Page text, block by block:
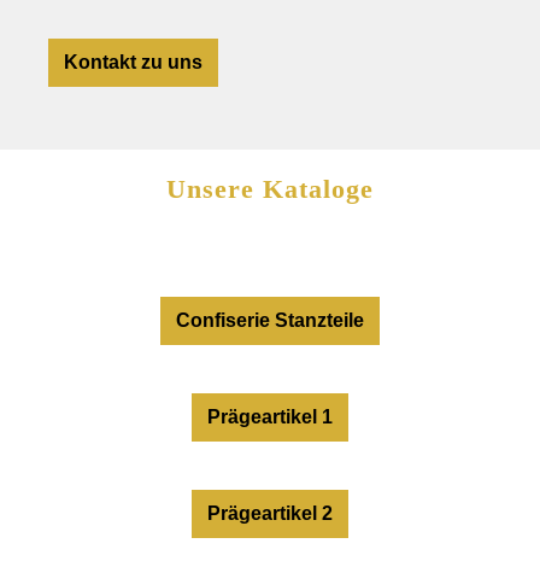
Kontakt zu uns
Unsere Kataloge
Confiserie Stanzteile
Prägeartikel 1
Prägeartikel 2